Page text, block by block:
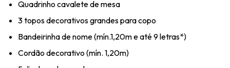
Quadrinho cavalete de mesa
3 topos decorativos grandes para copo
Bandeirinha de nome (mín.1,20m e até 9 letras*)
Cordão decorativo (mín. 1,20m)